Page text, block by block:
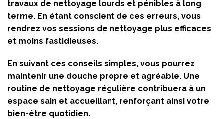
travaux de nettoyage lourds et pénibles à long
terme. En étant conscient de ces erreurs, vous
rendrez vos sessions de nettoyage plus efficaces
et moins fastidieuses.
En suivant ces conseils simples, vous pourrez
maintenir une douche propre et agréable. Une
routine de nettoyage régulière contribuera à un
espace sain et accueillant, renforçant ainsi votre
bien-être quotidien.